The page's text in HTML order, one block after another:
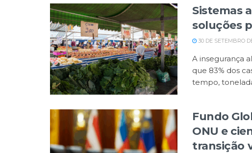
Sistemas
soluções
30 DE SETEMBRO
A insegurança
que 83% dos
tempo,
Fundo
ONU e
transição